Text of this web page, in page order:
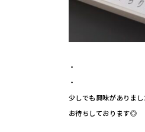
・
・
少しでも興味がありま
お待ちしております◎